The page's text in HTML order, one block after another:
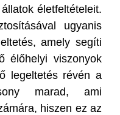
életfeltételeit.
ugyanis
amely segíti
élőhelyi viszonyok
legeltetés révén a
marad, ami
hiszen ez az